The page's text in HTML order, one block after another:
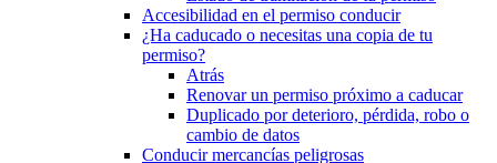
Accesibilidad en el permiso conducir
¿Ha caducado o necesitas una copia de tu
permiso?
Atrás
Renovar un permiso próximo a caducar
Duplicado por deterioro, pérdida, robo o
cambio de datos
Conducir mercancías peligrosas